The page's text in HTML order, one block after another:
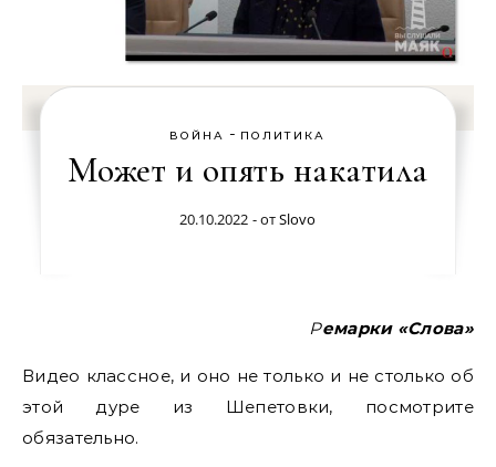
ВОЙНА - ПОЛИТИКА
Может и опять накатила
20.10.2022 - отSlovo
Ремарки «Слова»
Видео классное, и оно не только и не столько об
этой дуре из Шепетовки, посмотрите
обязательно.